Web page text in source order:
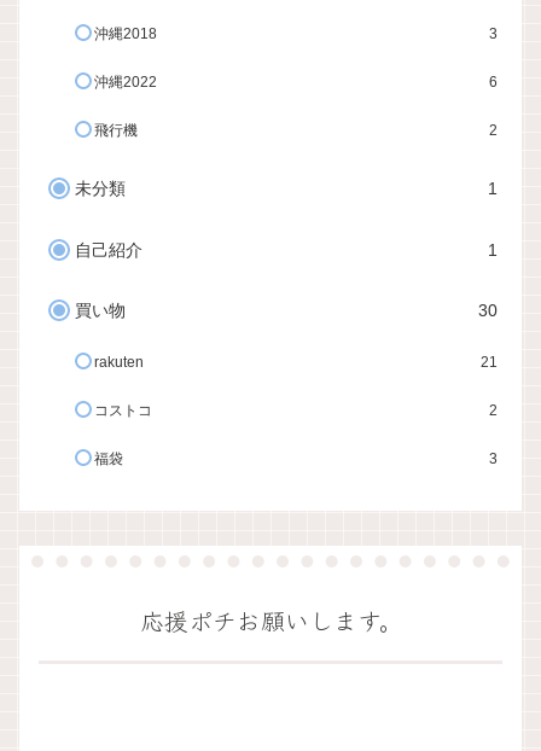
沖縄2018 3
沖縄2022 6
飛行機 2
未分類 1
自己紹介 1
買い物 30
rakuten 21
コストコ 2
福袋 3
応援ポチお願いします。